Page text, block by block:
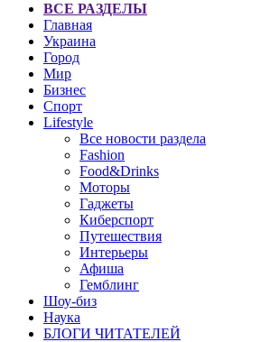
ВСЕ РАЗДЕЛЫ
Главная
Украина
Город
Мир
Бизнес
Спорт
Lifestyle
Все новости раздела
Fashion
Food&Drinks
Моторы
Гаджеты
Киберспорт
Путешествия
Интерьеры
Афиша
Гемблинг
Шоу-биз
Наука
БЛОГИ ЧИТАТЕЛЕЙ